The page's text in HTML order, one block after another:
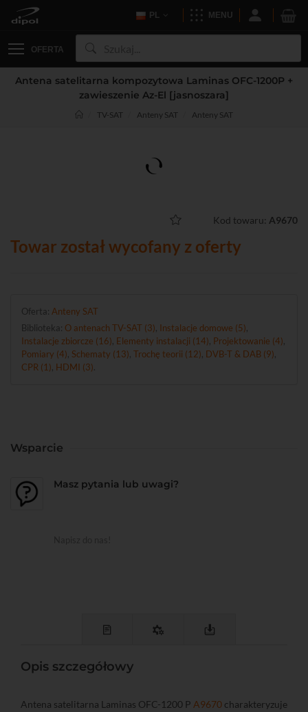
PL MENU
OFERTA
Antena satelitarna kompozytowa Laminas OFC-1200P +
zawieszenie Az-El [jasnoszara]
TV-SAT Anteny SAT Anteny SAT
Kod towaru: A9670
Towar został wycofany z oferty
Oferta: Anteny SAT
Biblioteka: O antenach TV-SAT (3) Instalacje domowe (5)
Instalacje zbiorcze (16) Elementy instalacji (14) Projektowanie (4)
Pomiary (4) Schematy (13) Trochę teorii (12) DVB-T & DAB (9)
CPR (1) HDMI (3)
Wsparcie
Masz pytania lub uwagi?
Opis szczegółowy
Antena satelitarna Laminas OFC-1200 P A9670 charakteryzuje